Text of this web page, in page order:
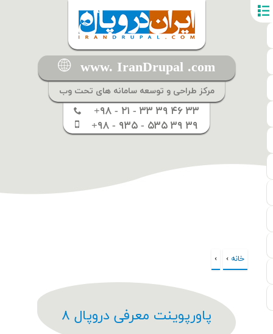
www. IranDrupal .com
مرکز طراحی و توسعه سامانه های تحت وب
+۹۸ - ۲۱ - ۳۳ ۳۹ ۴۶ ۳۳
+۹۸ - ۹۳۵ - ۵۳۵ ۳۹ ۳۹
شما اینجا هستید
خانه ›
›
پاورپوینت معرفی دروپال ۸